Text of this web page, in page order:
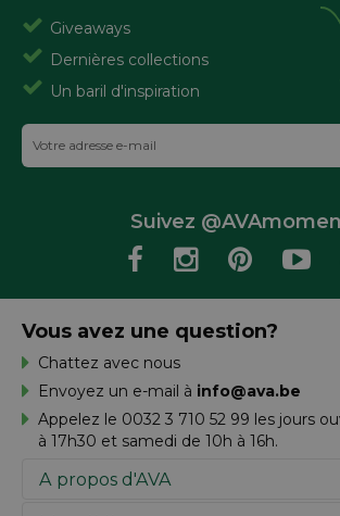
Giveaways
Dernières collections
Un baril d'inspiration
Suivez
A propos d'AVA
Vous avez une question?
Chattez avec nous
Envoyez un e-mail à info@ava.be
Appelez le 0032 3 710 52 99 les jours
à 17h30 et samedi de 10h à 16h.